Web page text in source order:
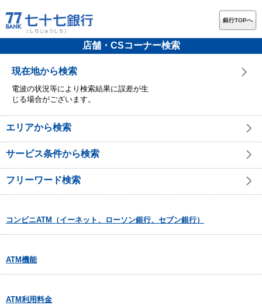
銀行TOPへ
店舗・CSコーナー検索
現在地から検索
電波の状況等により検索結果に誤差が生
じる場合がございます。
エリアから検索
サービス条件から検索
フリーワード検索
コンビニATM（イーネット、ローソン銀行、セブン銀行）
ATM機能
ATM利用料金